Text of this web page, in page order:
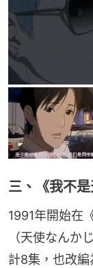
三、《我不是
1991年開始在
（天使なんか
計8集，也改